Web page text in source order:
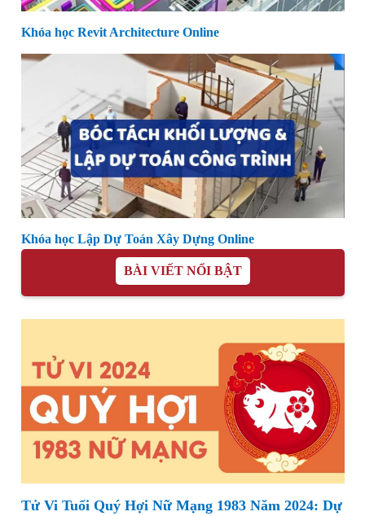
Khóa học Revit Architecture Online
Khóa học Lập Dự Toán Xây Dựng Online
BÀI VIẾT NỔI BẬT
Tử Vi Tuổi Quý Hợi Nữ Mạng 1983 Năm 2024: Dự